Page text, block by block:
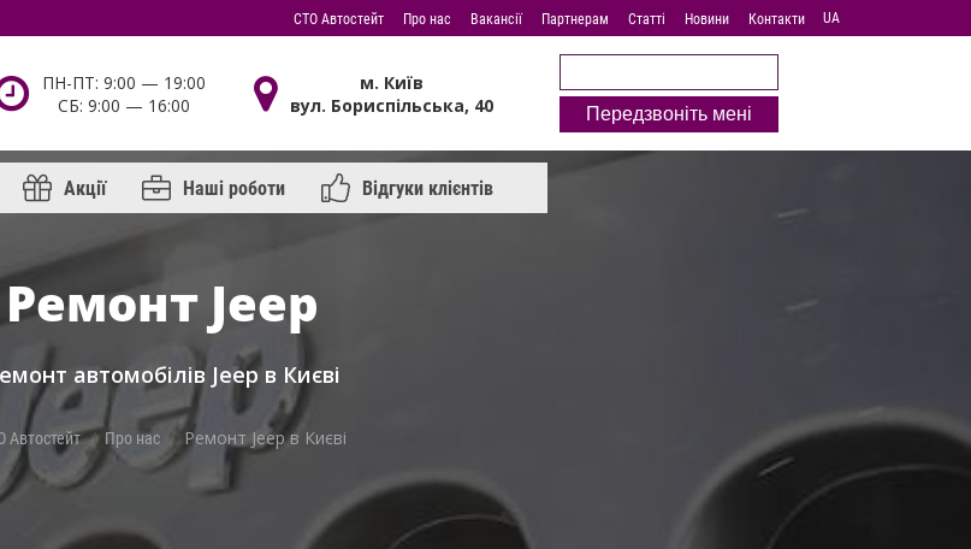
СТО Автостейт Про нас Вакансії Партнерам Cтатті Новини Контакти UA
ПН-ПТ: 9:00 — 19:00
СБ: 9:00 — 16:00
м. Київ
вул. Бориспільська, 40
Передзвоніть мені
Акції Наші роботи Відгуки клієнтів
Ремонт Jeep
автомобілів Jeep в Києві
Автостейт Про нас Ремонт Jeep в Києві